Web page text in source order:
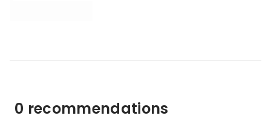
円規模の資金調達を実施済み です。
を拡大する計画です。
0 recommendations